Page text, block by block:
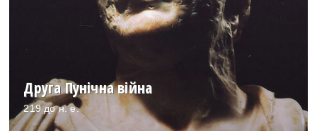
Друга Пунічна війна
219 до н. е.